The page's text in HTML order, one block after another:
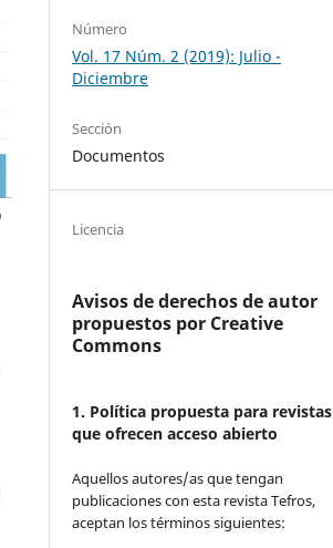
Número
Vol. 17 Núm. 2 (2019): Julio -
Diciembre
Sección
Documentos
Licencia
Avisos de derechos de autor
propuestos por Creative
Commons
1. Política propuesta para revistas
que ofrecen acceso abierto
Aquellos autores/as que tengan
publicaciones con esta revista Tefros,
aceptan los términos siguientes: